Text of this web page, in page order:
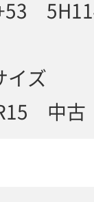
イズ
中古